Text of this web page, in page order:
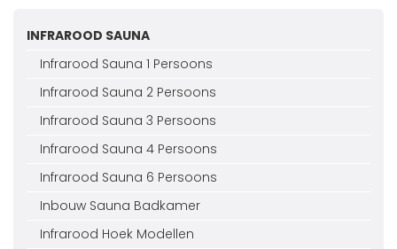
INFRAROOD SAUNA
Infrarood Sauna 1 Persoons
Infrarood Sauna 2 Persoons
Infrarood Sauna 3 Persoons
Infrarood Sauna 4 Persoons
Infrarood Sauna 6 Persoons
Inbouw Sauna Badkamer
Infrarood Hoek Modellen